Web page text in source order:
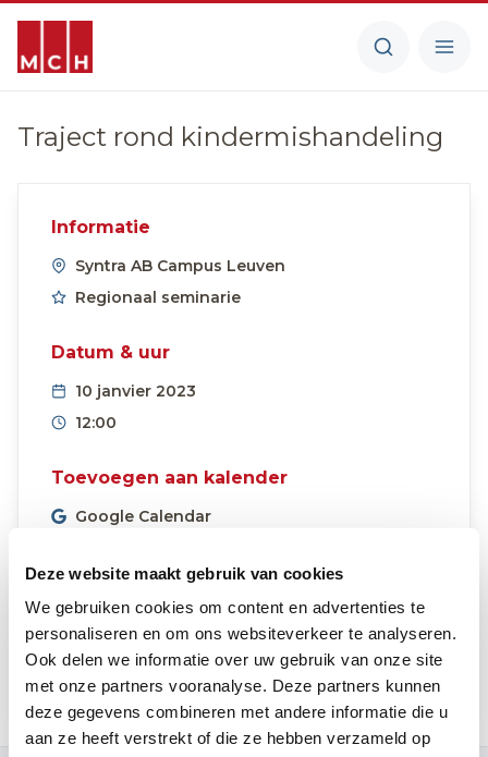
Deze website maakt gebruik van cookies
We gebruiken cookies om content en advertenties te
personaliseren en om ons websiteverkeer te analyseren.
Ook delen we informatie over uw gebruik van onze site
met onze partners vooranalyse. Deze partners kunnen
deze gegevens combineren met andere informatie die u
aan ze heeft verstrekt of die ze hebben verzameld op
Traject rond kindermishandeling
Informatie
Syntra AB Campus Leuven
Regionaal seminarie
Datum & uur
10 janvier 2023
12:00
Toevoegen aan kalender
Google Calendar
Apple Calendar
Overige (.ics)
Inschrijven